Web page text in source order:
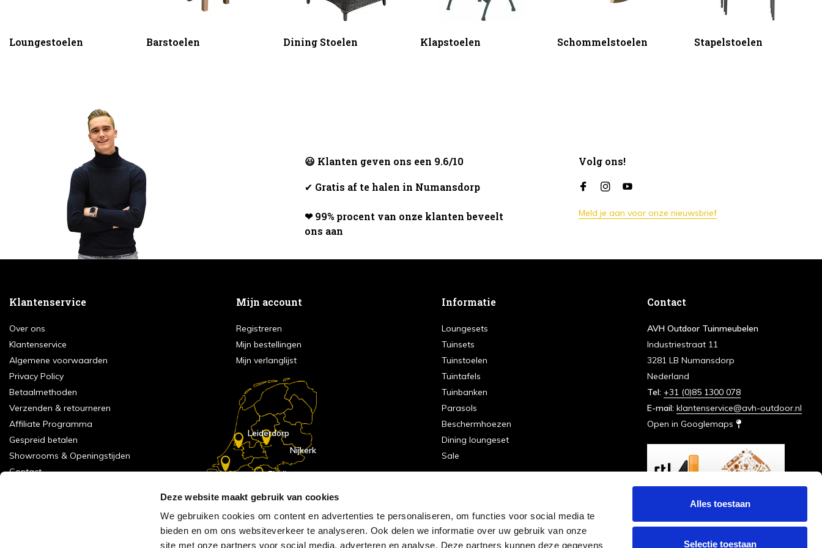
Deze website maakt gebruik van cookies
We gebruiken cookies om content en advertenties te personaliseren, om functies voor social media te
bieden en om ons websiteverkeer te analyseren. Ook delen we informatie over uw gebruik van onze
site met onze partners voor social media, adverteren en analyse. Deze partners kunnen deze gegevens
Alles toestaan
Selectie toestaan
Loungestoelen Barstoelen Dining Stoelen Klapstoelen Schommelstoelen Stapelstoelen
😃 Klanten geven ons een 9.6/10
✔ Gratis af te halen in Numansdorp
❤ 99% procent van onze klanten beveelt
ons aan
Volg ons!
Meld je aan voor onze nieuwsbrief
Klantenservice
Over ons
Klantenservice
Algemene voorwaarden
Privacy Policy
Betaalmethoden
Verzenden & retourneren
Affiliate Programma
Gespreid betalen
Showrooms & Openingstijden
Contact
Mijn account
Registreren
Mijn bestellingen
Mijn verlanglijst
Eindhoven
Nijkerk
Leiderdorp
Informatie
Loungesets
Tuinsets
Tuinstoelen
Tuintafels
Tuinbanken
Parasols
Beschermhoezen
Dining loungeset
Sale
Contact
AVH Outdoor Tuinmeubelen
Industriestraat 11
3281 LB Numansdorp
Nederland
Tel: +31 (0)85 1300 078
E-mail: klantenservice@avh-outdoor.nl
Open in Googlemaps